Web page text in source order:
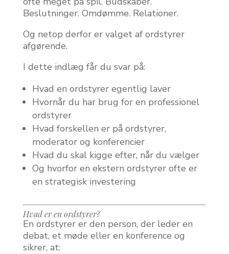
Beslutninger. Omdømme. Relationer.
Og netop derfor er valget af ordstyrer
afgørende.
I dette indlæg får du svar på:
Hvad en ordstyrer egentlig laver
Hvornår du har brug for en professionel
ordstyrer
Hvad forskellen er på ordstyrer,
moderator og konferencier
Hvad du skal kigge efter, når du vælger
Og hvorfor en ekstern ordstyrer ofte er
en strategisk investering
Hvad er en ordstyrer?
En ordstyrer er den person, der leder en
debat, et møde eller en konference og
sikrer, at: